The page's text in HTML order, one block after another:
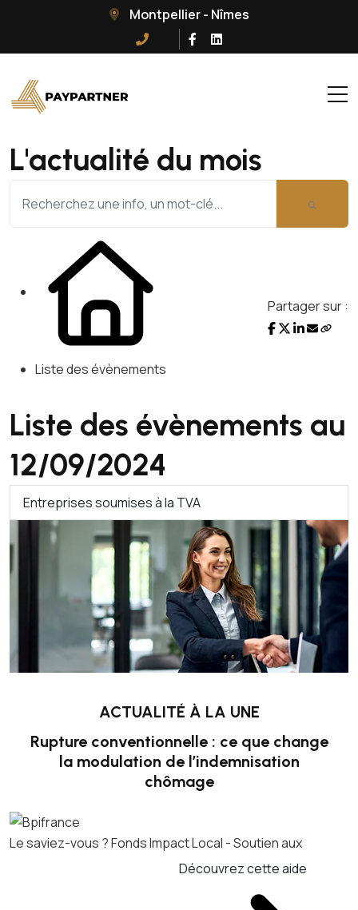
Montpellier - Nîmes
L'actualité du mois
Liste des évènements
Partager sur :
Liste des évènements au
12/09/2024
Entreprises soumises à la TVA
ACTUALITÉ À LA UNE
Rupture conventionnelle : ce que change
la modulation de l’indemnisation
chômage
Le saviez-vous ?Fonds Impact Local - Soutien aux
Découvrez cette aide